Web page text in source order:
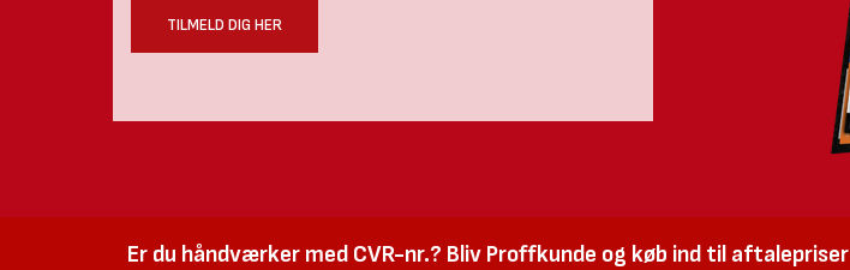
TILMELD DIG HER
Er du håndværker med CVR-nr.? Bliv Proffkunde og køb ind til aftalepriser